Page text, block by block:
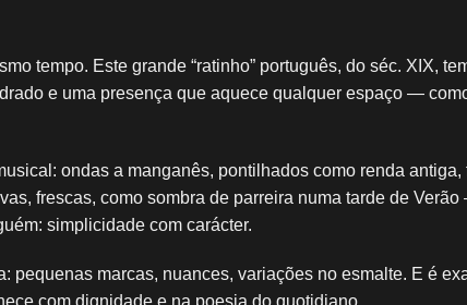
tempo. Este grande “ratinho” português, do séc. XIX,
e uma presença que aquece qualquer espaço —
ondas a manganês, pontilhados como renda
frescas, como sombra de parreira numa tarde de
simplicidade com carácter.
pequenas marcas, nuances, variações no esmalte. E é